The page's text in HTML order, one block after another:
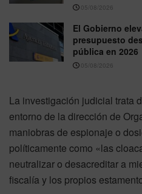
05/08/2026
El Gobierno
presupuesto
pública en 2026
05/08/2026
La investigación judicial trata
entorno de la dirección de
maniobras de espionaje o
políticamente como «las
neutralizar o desacreditar a
fiscalía y los propios